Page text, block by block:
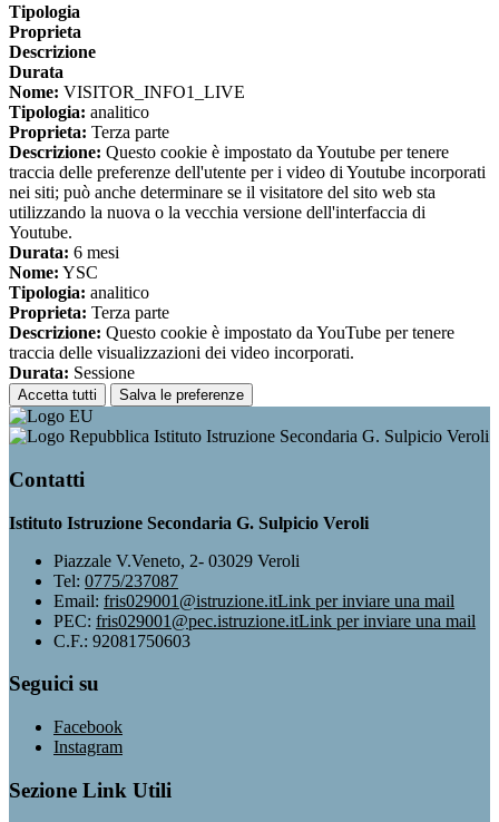
Tipologia
Proprieta
Descrizione
Durata
Nome: VISITOR_INFO1_LIVE
Tipologia: analitico
Proprieta: Terza parte
Descrizione: Questo cookie è impostato da Youtube per tenere
traccia delle preferenze dell'utente per i video di Youtube incorporati
nei siti; può anche determinare se il visitatore del sito web sta
utilizzando la nuova o la vecchia versione dell'interfaccia di
Youtube.
Durata: 6 mesi
Nome: YSC
Tipologia: analitico
Proprieta: Terza parte
Descrizione: Questo cookie è impostato da YouTube per tenere
traccia delle visualizzazioni dei video incorporati.
Durata: Sessione
Accetta tutti Salva le preferenze
Istituto Istruzione Secondaria G. Sulpicio Veroli
Contatti
Istituto Istruzione Secondaria G. Sulpicio Veroli
Piazzale V.Veneto, 2- 03029 Veroli
Tel: 0775/237087
Email: fris029001@istruzione.itLink per inviare una mail
PEC: fris029001@pec.istruzione.itLink per inviare una mail
C.F.: 92081750603
Seguici su
Facebook
Instagram
Sezione Link Utili